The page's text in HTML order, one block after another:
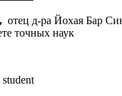
отец д-ра Йохая Бар
точных наук